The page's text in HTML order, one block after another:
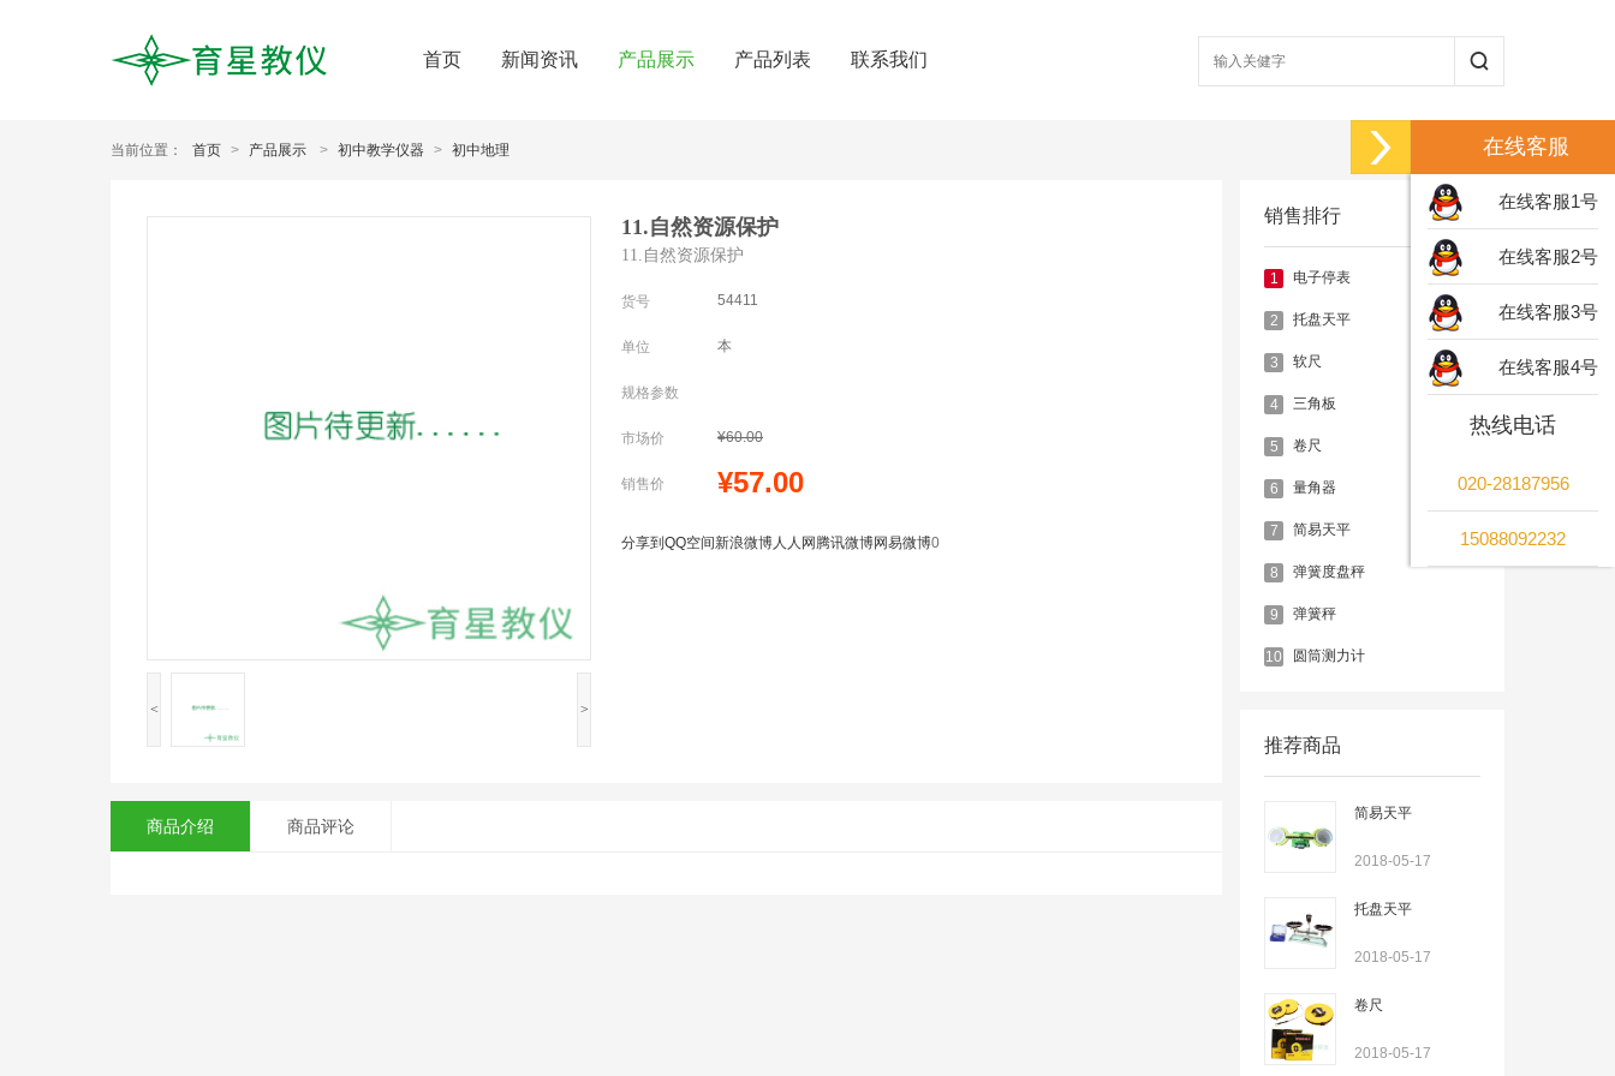
首页 新闻资讯 产品展示 产品列表 联系我们
当前位置： 首页 > 产品展示 > 初中教学仪器 > 初中地理
< >
11.自然资源保护
11.自然资源保护
货号 54411
单位 本
规格参数
市场价 ¥60.00
销售价 ¥57.00
分享到 QQ空间新浪微博人人网 腾讯微博网易微博0
商品介绍 商品评论
销售排行
1 电子停表
2 托盘天平
3 软尺
4 三角板
5 卷尺
6 量角器
7 简易天平
8 弹簧度盘秤
9 弹簧秤
10 圆筒测力计
推荐商品
简易天平
2018-05-17
托盘天平
2018-05-17
卷尺
2018-05-17
在线客服
在线客服1号
在线客服2号
在线客服3号
在线客服4号
热线电话
020-28187956
15088092232